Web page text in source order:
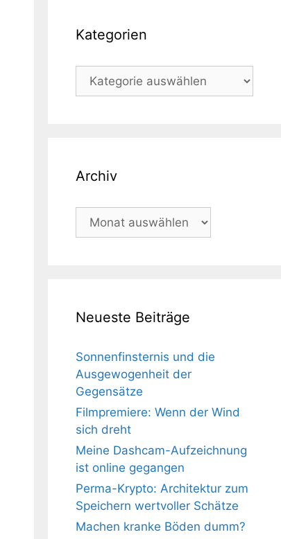
Kategorien
Kategorien
Archiv
Archiv
Neueste Beiträge
Sonnenfinsternis und die
Ausgewogenheit der
Gegensätze
Filmpremiere: Wenn der Wind
sich dreht
Meine Dashcam-Aufzeichnung
ist online gegangen
Perma-Krypto: Architektur zum
Speichern wertvoller Schätze
Machen kranke Böden dumm?